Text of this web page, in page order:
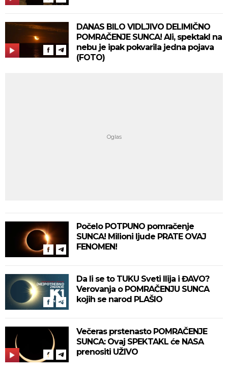
DANAS BILO VIDLJIVO DELIMIČNO
POMRAČENJE SUNCA! Ali, spektakl na
nebu je ipak pokvarila jedna pojava
(FOTO)
Počelo POTPUNO pomračenje
SUNCA! Milioni ljude PRATE OVAJ
FENOMEN!
Da li se to TUKU Sveti Ilija i ĐAVO?
Verovanja o POMRAČENJU SUNCA
kojih se narod PLAŠIO
Večeras prstenasto POMRAČENJE
SUNCA: Ovaj SPEKTAKL će NASA
prenositi UŽIVO